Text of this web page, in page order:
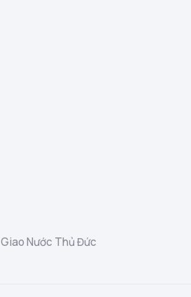
Giao Nước Thủ Đức